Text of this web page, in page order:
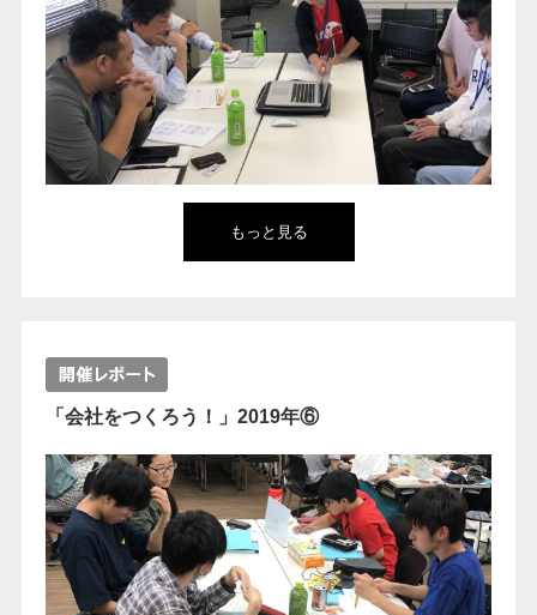
もっと見る
「会社をつくろう！」2019年⑥